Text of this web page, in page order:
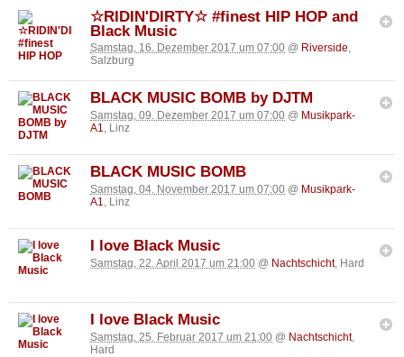
☆RIDIN'DIRTY☆ #finest HIP HOP and
Black Music
Samstag, 16. Dezember 2017 um 07:00 @ Riverside,
Salzburg
BLACK MUSIC BOMB by DJTM
Samstag, 09. Dezember 2017 um 07:00 @ Musikpark-
A1, Linz
BLACK MUSIC BOMB
Samstag, 04. November 2017 um 07:00 @ Musikpark-
A1, Linz
I love Black Music
Samstag, 22. April 2017 um 21:00 @ Nachtschicht, Hard
I love Black Music
Samstag, 25. Februar 2017 um 21:00 @ Nachtschicht,
Hard